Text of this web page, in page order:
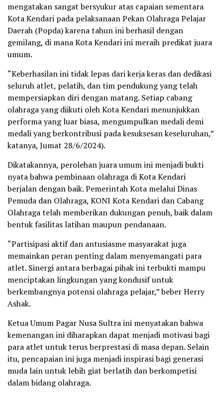
mengatakan sangat bersyukur atas capaian sementara
Kota Kendari pada pelaksanaan Pekan Olahraga Pelajar
Daerah (Popda) karena tahun ini berhasil dengan
gemilang, di mana Kota Kendari ini meraih predikat juara
umum.
“Keberhasilan ini tidak lepas dari kerja keras dan dedikasi
seluruh atlet, pelatih, dan tim pendukung yang telah
mempersiapkan diri dengan matang. Setiap cabang
olahraga yang diikuti oleh Kota Kendari menunjukkan
performa yang luar biasa, mengumpulkan medali demi
medali yang berkontribusi pada kesuksesan keseluruhan,”
katanya, Jumat 28/6/2024).
Dikatakannya, perolehan juara umum ini menjadi bukti
nyata bahwa pembinaan olahraga di Kota Kendari
berjalan dengan baik. Pemerintah Kota melalui Dinas
Pemuda dan Olahraga, KONI Kota Kendari dan Cabang
Olahraga telah memberikan dukungan penuh, baik dalam
bentuk fasilitas latihan maupun pendanaan.
“Partisipasi aktif dan antusiasme masyarakat juga
memainkan peran penting dalam menyemangati para
atlet. Sinergi antara berbagai pihak ini terbukti mampu
menciptakan lingkungan yang kondusif untuk
berkembangnya potensi olahraga pelajar,” beber Herry
Ashak.
Ketua Umum Pagar Nusa Sultra ini menyatakan bahwa
kemenangan ini diharapkan dapat menjadi motivasi bagi
para atlet untuk terus berprestasi di masa depan. Selain
itu, pencapaian ini juga menjadi inspirasi bagi generasi
muda lain untuk lebih giat berlatih dan berkompetisi
dalam bidang olahraga.